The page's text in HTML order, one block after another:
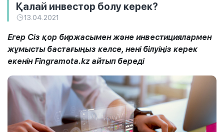
Қалай инвестор болу керек?
13.04.2021
Егер Сіз қор биржасымен және инвестициялармен
жұмысты бастағыңыз келсе, нені білуіңіз керек
екенін Fingramota.kz айтып береді